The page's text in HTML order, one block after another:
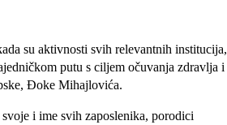
su aktivnosti svih relevantnih institucija,
putu s ciljem očuvanja zdravlja i
Đoke Mihajlovića.
i ime svih zaposlenika, porodici